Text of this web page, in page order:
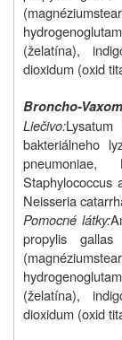
(želatína),
dioxidum (oxid
Broncho-
Liečivo:
bakteriálneho
Staphylococcus
Neisseria
Pomocné látky:
propylis
(želatína),
dioxidum (oxid